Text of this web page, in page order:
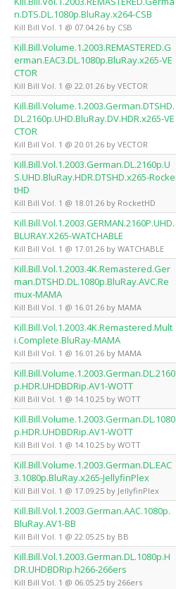
n.DTS.DL.1080p.BluRay.x264-CSB
Kill Bill Vol. 1 @ 07.04.26 by CSB
Kill.Bill.Volume.1.2003.REMASTERED.G
erman.EAC3.DL.1080p.BluRay.x265-VE
CTOR
Kill Bill Vol. 1 @ 22.01.26 by VECTOR
Kill.Bill.Volume.1.2003.German.DTSHD.
DL.2160p.UHD.BluRay.DV.HDR.x265-VE
CTOR
Kill Bill Vol. 1 @ 20.01.26 by VECTOR
Kill.Bill.Vol.1.2003.German.DL.2160p.U
S.UHD.BluRay.HDR.DTSHD.x265-Rocke
tHD
Kill Bill Vol. 1 @ 18.01.26 by RocketHD
Kill.Bill.Vol.1.2003.GERMAN.2160P.UHD.
BLURAY.X265-WATCHABLE
Kill Bill Vol. 1 @ 17.01.26 by WATCHABLE
Kill.Bill.Vol.1.2003.4K.Remastered.Ger
man.DTSHD.DL.1080p.BluRay.AVC.Re
mux-MAMA
Kill Bill Vol. 1 @ 16.01.26 by MAMA
Kill.Bill.Vol.1.2003.4K.Remastered.Mult
i.Complete.BluRay-MAMA
Kill Bill Vol. 1 @ 16.01.26 by MAMA
Kill.Bill.Volume.1.2003.German.DL.2160
p.HDR.UHDBDRip.AV1-WOTT
Kill Bill Vol. 1 @ 14.10.25 by WOTT
Kill.Bill.Volume.1.2003.German.DL.1080
p.HDR.UHDBDRip.AV1-WOTT
Kill Bill Vol. 1 @ 14.10.25 by WOTT
Kill.Bill.Volume.1.2003.German.DL.EAC
3.1080p.BluRay.x265-JellyfinPlex
Kill Bill Vol. 1 @ 17.09.25 by JellyfinPlex
Kill.Bill.Vol.1.2003.German.AAC.1080p.
BluRay.AV1-BB
Kill Bill Vol. 1 @ 22.05.25 by BB
Kill.Bill.Vol.1.2003.German.DL.1080p.H
DR.UHDBDRip.h266-266ers
Kill Bill Vol. 1 @ 06.05.25 by 266ers